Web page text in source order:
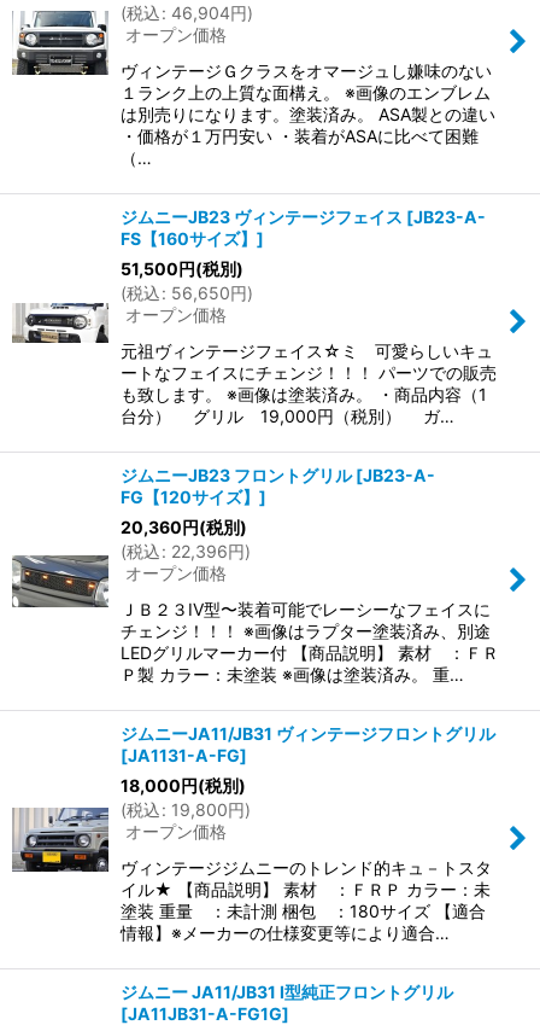
(税込: 46,904円)
オープン価格
ヴィンテージＧクラスをオマージュし嫌味のない
１ランク上の上質な面構え。 ※画像のエンブレム
は別売りになります。塗装済み。 ASA製との違い
・価格が１万円安い ・装着がASAに比べて困難
（…
ジムニーJB23 ヴィンテージフェイス [JB23-A-
FS【160サイズ】 ]
51,500円(税別)
(税込: 56,650円)
オープン価格
元祖ヴィンテージフェイス☆ミ 可愛らしいキュ
ートなフェイスにチェンジ！！！ パーツでの販売
も致します。 ※画像は塗装済み。 ・商品内容（1
台分） グリル 19,000円（税別） ガ…
ジムニーJB23 フロントグリル[JB23-A-
FG【120サイズ】 ]
20,360円(税別)
(税込: 22,396円)
オープン価格
ＪＢ２３IV型〜装着可能でレーシーなフェイスに
チェンジ！！！ ※画像はラプター塗装済み、別途
LEDグリルマーカー付 【商品説明】 素材 ：ＦＲ
Ｐ製 カラー：未塗装 ※画像は塗装済み。 重…
ジムニーJA11/JB31 ヴィンテージフロントグリル
[JA1131-A-FG]
18,000円(税別)
(税込: 19,800円)
オープン価格
ヴィンテージジムニーのトレンド的キュ－トスタ
イル★ 【商品説明】 素材 ：ＦＲＰ カラー：未
塗装 重量 ：未計測 梱包 ：180サイズ 【適合
情報】※メーカーの仕様変更等により適合…
ジムニー JA11/JB31 I型純正フロントグリル
[JA11JB31-A-FG1G]